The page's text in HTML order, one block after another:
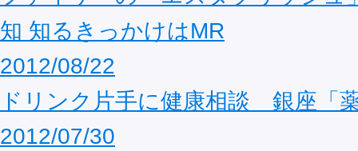
知 知るきっかけはMR
2012/08/22
ドリンク片手に健康相談 銀座「
2012/07/30